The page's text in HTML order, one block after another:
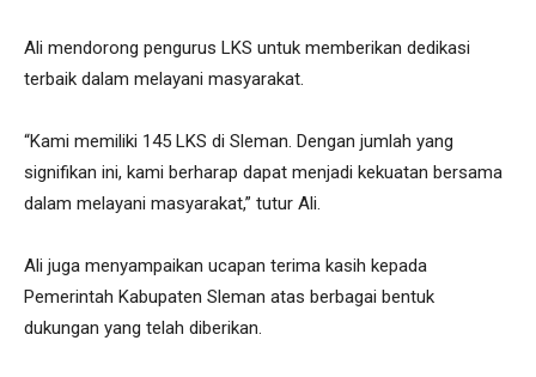
Ali mendorong pengurus LKS untuk memberikan dedikasi
terbaik dalam melayani masyarakat.
“Kami memiliki 145 LKS di Sleman. Dengan jumlah yang
signifikan ini, kami berharap dapat menjadi kekuatan bersama
dalam melayani masyarakat,” tutur Ali.
Ali juga menyampaikan ucapan terima kasih kepada
Pemerintah Kabupaten Sleman atas berbagai bentuk
dukungan yang telah diberikan.